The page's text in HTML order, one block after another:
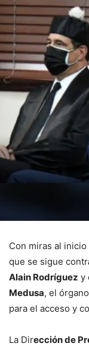
Con miras al
que se sigue contr
Alain Rodríguez y
Medusa, el
para el acceso y
La Dirección de